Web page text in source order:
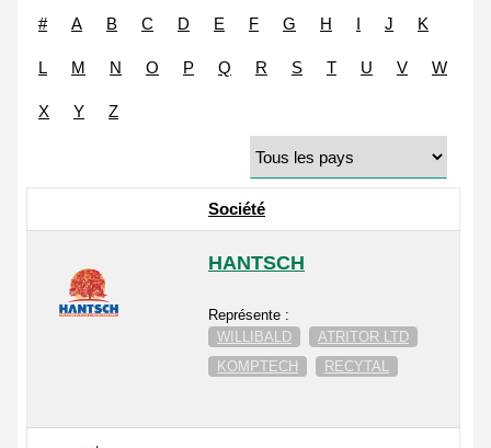
# A B C D E F G H I J K
L M N O P Q R S T U V W
X Y Z
Société
HANTSCH
Représente :
WILLIBALD
ATRITOR LTD
KOMPTECH
RECYTAL